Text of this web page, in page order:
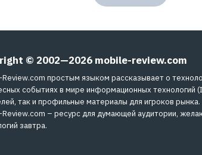
© 2002—2026 mobile-review.com
простым языком рассказывает о
событиях в мире информационных технологий
так и профильные материалы для игроков рынка.
– ресурс для думающей аудитории,
завтра.